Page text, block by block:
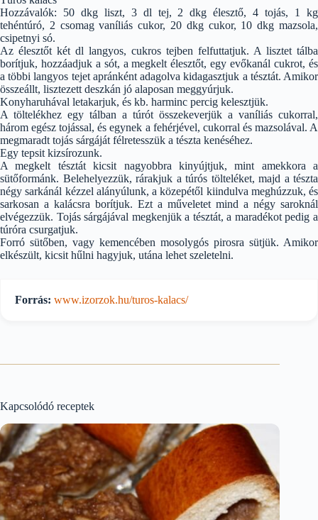
Hozzávalók: 50 dkg liszt, 3 dl tej, 2 dkg élesztő, 4 tojás, 1 kg
tehéntúró, 2 csomag vaníliás cukor, 20 dkg cukor, 10 dkg mazsola,
csipetnyi só.
Az élesztőt két dl langyos, cukros tejben felfuttatjuk. A lisztet tálba
borítjuk, hozzáadjuk a sót, a megkelt élesztőt, egy evőkanál cukrot, és
a többi langyos tejet apránként adagolva kidagasztjuk a tésztát. Amikor
összeállt, lisztezett deszkán jó alaposan meggyúrjuk.
Konyharuhával letakarjuk, és kb. harminc percig kelesztjük.
A töltelékhez egy tálban a túrót összekeverjük a vaníliás cukorral,
három egész tojással, és egynek a fehérjével, cukorral és mazsolával. A
megmaradt tojás sárgáját félretesszük a tészta kenéséhez.
Egy tepsit kizsírozunk.
A megkelt tésztát kicsit nagyobbra kinyújtjuk, mint amekkora a
sütőformánk. Belehelyezzük, rárakjuk a túrós tölteléket, majd a tészta
négy sarkánál kézzel alányúlunk, a közepétől kiindulva meghúzzuk, és
sarkosan a kalácsra borítjuk. Ezt a műveletet mind a négy saroknál
elvégezzük. Tojás sárgájával megkenjük a tésztát, a maradékot pedig a
túróra csurgatjuk.
Forró sütőben, vagy kemencében mosolygós pirosra sütjük. Amikor
elkészült, kicsit hűlni hagyjuk, utána lehet szeletelni.
Forrás: www.izorzok.hu/turos-kalacs/
Kapcsolódó receptek